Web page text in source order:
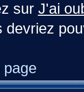
sur J'ai
devriez
page